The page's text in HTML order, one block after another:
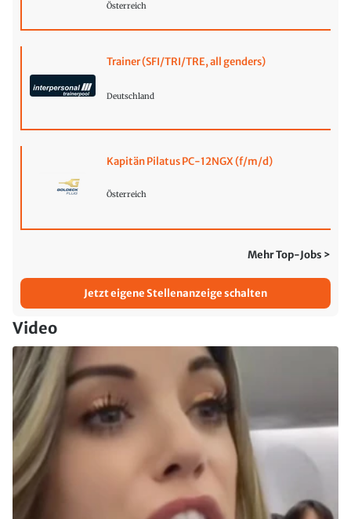
Österreich
Trainer (SFI/TRI/TRE, all genders)
Deutschland
Kapitän Pilatus PC-12NGX (f/m/d)
Österreich
Mehr Top-Jobs >
Jetzt eigene Stellenanzeige schalten
Video